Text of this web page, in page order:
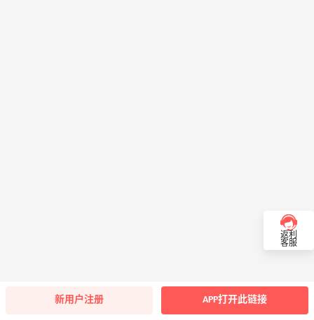
返利
客服
新用户注册 APP打开此链接